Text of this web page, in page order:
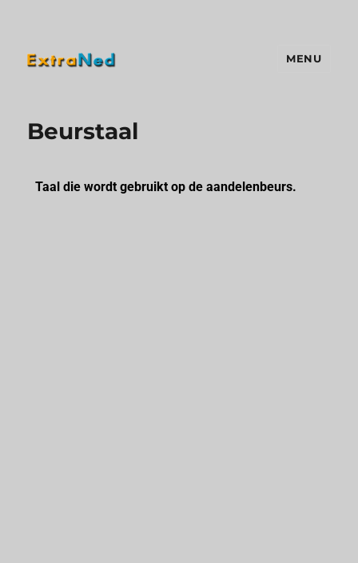
MENU
Beurstaal
Taal die wordt gebruikt op de aandelenbeurs.